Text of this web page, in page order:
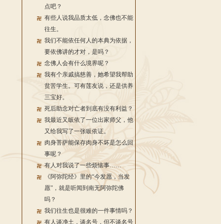
点吧？
有些人说我品质太低，念佛也不能
往生。
我们不能依任何人的本典为依据，
要依佛讲的才对，是吗？
念佛人会有什么境界呢？
我有个亲戚搞慈善，她希望我帮助
贫苦学生。可有莲友说，还是供养
三宝好。
死后助念对亡者到底有没有利益？
我最近又皈依了一位出家师父，他
又给我写了一张皈依证。
肉身菩萨能保存肉身不坏是怎么回
事呢？
有人对我说了一些烦恼事……
《阿弥陀经》里的“今发愿，当发
愿”，就是听闻到南无阿弥陀佛
吗？
我们往生也是很难的一件事情吗？
有人谈净土，谈名号，但不谈名号